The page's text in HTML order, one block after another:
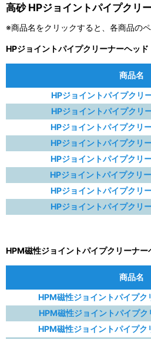
高砂 HPジョイントパイプクリ
※商品名をクリックすると、各商品の
HPジョイントパイプクリーナーヘッド
商品名
HPジョイントパイプクリ
HPジョイントパイプクリ
HPジョイントパイプクリ
HPジョイントパイプクリ
HPジョイントパイプクリ
HPジョイントパイプクリ
HPジョイントパイプクリ
HPジョイントパイプクリ
HPM磁性ジョイントパイプクリーナー
商品名
HPM磁性ジョイントパイプ
HPM磁性ジョイントパイプ
HPM磁性ジョイントパイプ